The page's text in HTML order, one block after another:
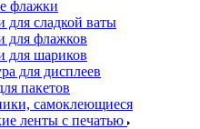
флажки
для сладкой ваты
для флажков
для шариков
для дисплеев
пакетов
самоклеющиеся
ленты с печатью